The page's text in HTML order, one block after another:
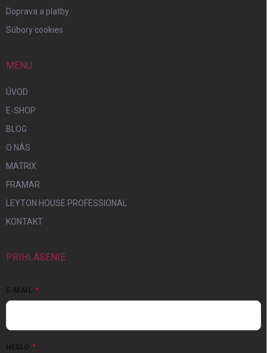
Doprava a platby
Súbory cookies
MENU
ÚVOD
E-SHOP
BLOG
O NÁS
MATRIX
FRAMAR
LEYTON HOUSE PROFESSIONAL
KONTAKT
PRIHLÁSENIE
E-MAIL
HESLO